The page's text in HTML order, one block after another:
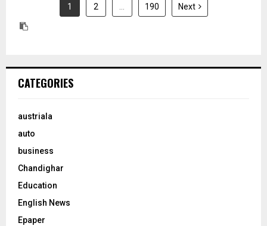
1 2 190 Next
CATEGORIES
austriala
auto
business
Chandighar
Education
English News
Epaper